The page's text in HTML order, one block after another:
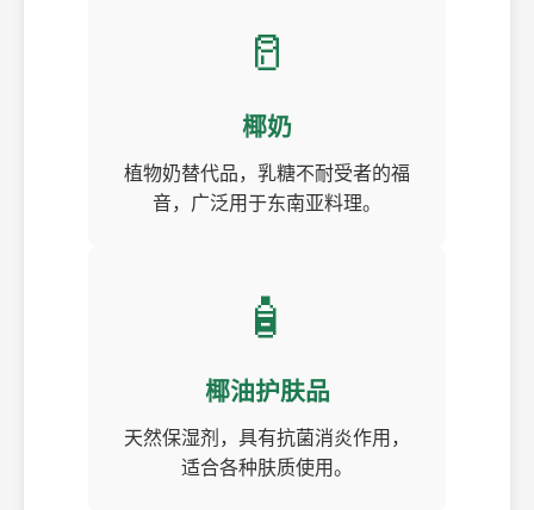
🥛
椰奶
植物奶替代品，乳糖不耐受者的福
音，广泛用于东南亚料理。
🧴
椰油护肤品
天然保湿剂，具有抗菌消炎作用，
适合各种肤质使用。